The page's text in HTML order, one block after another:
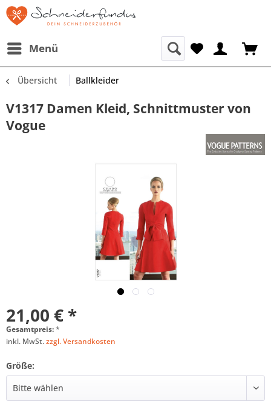
Menü
Übersicht Ballkleider
V1317 Damen Kleid, Schnittmuster von
Vogue
21,00 € *
Gesamtpreis:*
inkl. MwSt.zzgl. Versandkosten
Größe: